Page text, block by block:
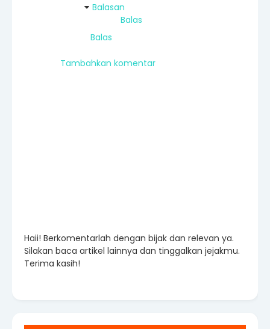
Balasan
Balas
Balas
Tambahkan komentar
Haii! Berkomentarlah dengan bijak dan relevan ya.
Silakan baca artikel lainnya dan tinggalkan jejakmu.
Terima kasih!